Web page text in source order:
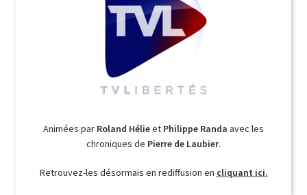
Animées par Roland Hélieet Philippe Randa avec les
chroniques de Pierre de Laubier.
Retrouvez-les désormais en rediffusion en cliquant ici.